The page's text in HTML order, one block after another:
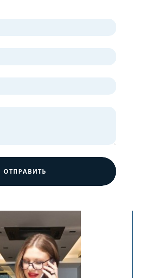
ОТПРАВИТЬ